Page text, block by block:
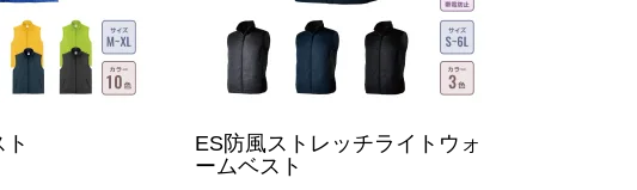
ES防風ストレッチライトウォ
ームベスト